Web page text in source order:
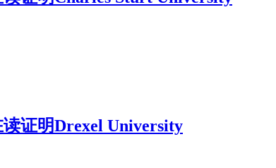
证明Drexel University